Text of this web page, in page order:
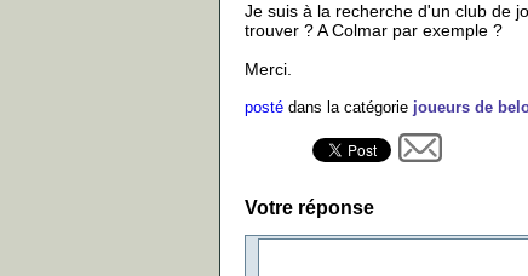
Je suis à la recherche d'un club de
trouver ? A Colmar par exemple ?
Merci.
posté dans la catégorie joueurs de
Votre réponse